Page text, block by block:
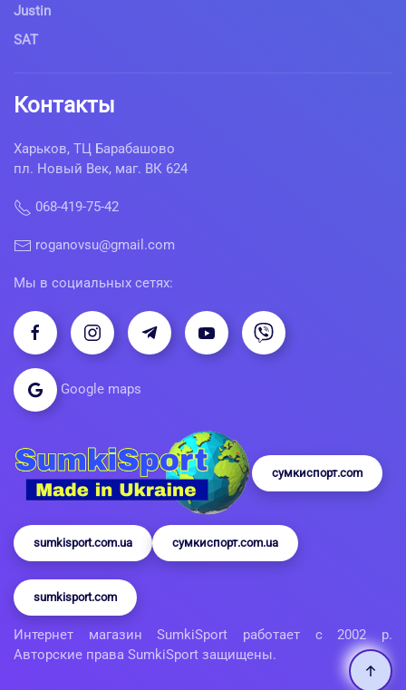
Justin
SAT
Контакты
Харьков, ТЦ Барабашово
пл. Новый Век, маг. ВК 624
068-419-75-42
roganovsu@gmail.com
Мы в социальных сетях:
Google maps
сумкиспорт.com
sumkisport.com.ua сумкиспорт.com.ua
sumkisport.com
Интернет магазин SumkiSport работает с 2002 р.
Авторские права SumkiSport защищены.